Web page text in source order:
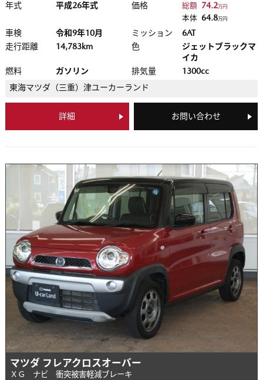
年式 平成26年式 価格 総額 74.2万円
本体 64.8万円
車検 令和9年10月 ミッション
6AT
走行距離
14,783km 色
ジェットブラックマ
イカ
燃料
ガソリン 排気量
1300cc
東海マツダ（三重） 津ユーカーランド
詳細 お問い合わせ
マツダ フレアクロスオーバー
ＸＧ ナビ 衝突被害軽減ブレーキ